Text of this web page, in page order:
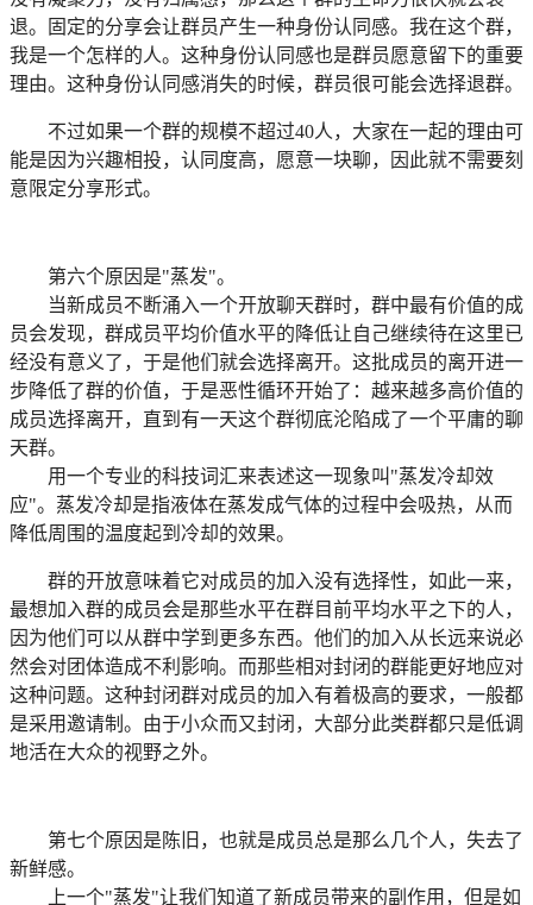
退。固定的分享会让群员产生一种身份认同感。我在这个群，
我是一个怎样的人。这种身份认同感也是群员愿意留下的重要
理由。这种身份认同感消失的时候，群员很可能会选择退群。
不过如果一个群的规模不超过40人，大家在一起的理由可
能是因为兴趣相投，认同度高，愿意一块聊，因此就不需要刻
意限定分享形式。
第六个原因是"蒸发"。
当新成员不断涌入一个开放聊天群时，群中最有价值的成
员会发现，群成员平均价值水平的降低让自己继续待在这里已
经没有意义了，于是他们就会选择离开。这批成员的离开进一
步降低了群的价值，于是恶性循环开始了：越来越多高价值的
成员选择离开，直到有一天这个群彻底沦陷成了一个平庸的聊
天群。
用一个专业的科技词汇来表述这一现象叫"蒸发冷却效
应"。蒸发冷却是指液体在蒸发成气体的过程中会吸热，从而
降低周围的温度起到冷却的效果。
群的开放意味着它对成员的加入没有选择性，如此一来，
最想加入群的成员会是那些水平在群目前平均水平之下的人，
因为他们可以从群中学到更多东西。他们的加入从长远来说必
然会对团体造成不利影响。而那些相对封闭的群能更好地应对
这种问题。这种封闭群对成员的加入有着极高的要求，一般都
是采用邀请制。由于小众而又封闭，大部分此类群都只是低调
地活在大众的视野之外。
第七个原因是陈旧，也就是成员总是那么几个人，失去了
新鲜感。
上一个"蒸发"让我们知道了新成员带来的副作用，但是如